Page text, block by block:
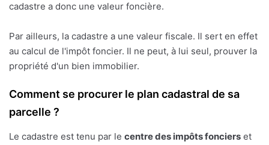
cadastre a donc une valeur foncière.
Par ailleurs, la cadastre a une valeur fiscale. Il sert en effet
au calcul de l'impôt foncier. Il ne peut, à lui seul, prouver la
propriété d'un bien immobilier.
Comment se procurer le plan cadastral de sa
parcelle ?
Le cadastre est tenu par le centre des impôts fonciers et